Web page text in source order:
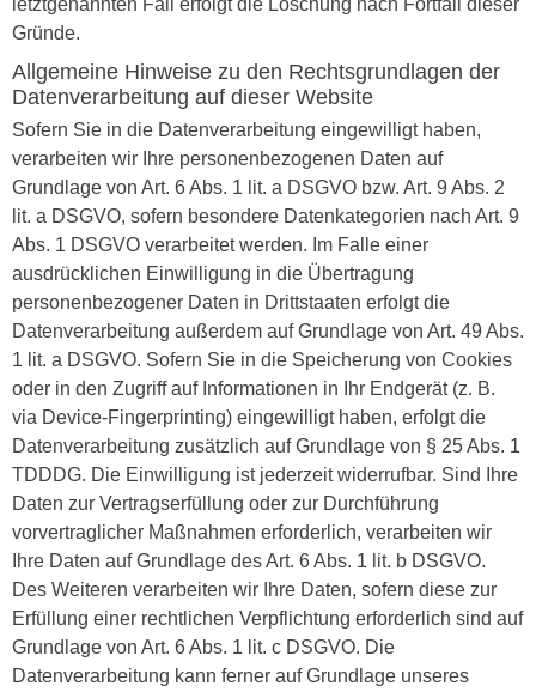
Gründe.
Allgemeine Hinweise zu den Rechtsgrundlagen der
Datenverarbeitung auf dieser Website
Sofern Sie in die Datenverarbeitung eingewilligt haben,
verarbeiten wir Ihre personenbezogenen Daten auf
Grundlage von Art. 6 Abs. 1 lit. a DSGVO bzw. Art. 9 Abs. 2
lit. a DSGVO, sofern besondere Datenkategorien nach Art. 9
Abs. 1 DSGVO verarbeitet werden. Im Falle einer
ausdrücklichen Einwilligung in die Übertragung
personenbezogener Daten in Drittstaaten erfolgt die
Datenverarbeitung außerdem auf Grundlage von Art. 49 Abs.
1 lit. a DSGVO. Sofern Sie in die Speicherung von Cookies
oder in den Zugriff auf Informationen in Ihr Endgerät (z. B.
via Device-Fingerprinting) eingewilligt haben, erfolgt die
Datenverarbeitung zusätzlich auf Grundlage von § 25 Abs. 1
TDDDG. Die Einwilligung ist jederzeit widerrufbar. Sind Ihre
Daten zur Vertragserfüllung oder zur Durchführung
vorvertraglicher Maßnahmen erforderlich, verarbeiten wir
Ihre Daten auf Grundlage des Art. 6 Abs. 1 lit. b DSGVO.
Des Weiteren verarbeiten wir Ihre Daten, sofern diese zur
Erfüllung einer rechtlichen Verpflichtung erforderlich sind auf
Grundlage von Art. 6 Abs. 1 lit. c DSGVO. Die
Datenverarbeitung kann ferner auf Grundlage unseres